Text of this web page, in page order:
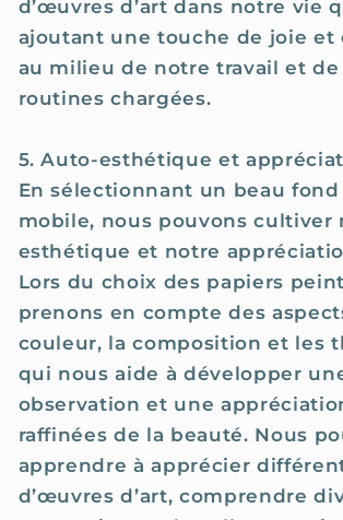
d’œuvres d’art dans notre vie
ajoutant une touche de joie et
au milieu de notre travail et de
routines chargées.
5. Auto-esthétique et
En sélectionnant un beau fond
mobile, nous pouvons cultiver
esthétique et notre
Lors du choix des papiers
prenons en compte des
couleur, la composition et les
qui nous aide à développer
observation et une
raffinées de la beauté. Nous
apprendre à apprécier
d’œuvres d’art, comprendre